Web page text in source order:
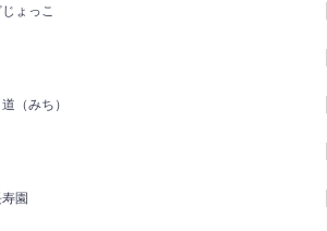
ょっこ
（みち）
園